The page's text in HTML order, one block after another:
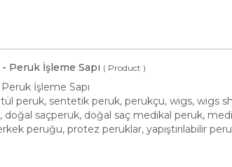
Peruk İşleme Sapı ( Product )
İşleme Sapı
peruk, sentetik peruk, perukçu, wigs, wigs
saçperuk, doğal saç medikal peruk,
peruğu, protez peruklar, yapıştırılabilir